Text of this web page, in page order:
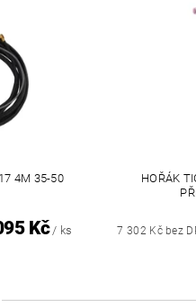
4M 35-50
Kč / ks
HOŘÁK
7 302 Kč bez